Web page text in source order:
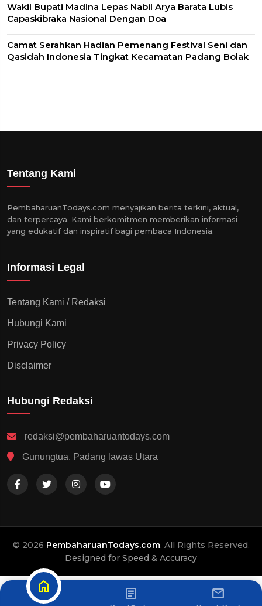
Wakil Bupati Madina Lepas Nabil Arya Barata Lubis
Capaskibraka Nasional Dengan Doa
Camat Serahkan Hadian Pemenang Festival Seni dan
Qasidah Indonesia Tingkat Kecamatan Padang Bolak
Tentang Kami
PembaharuanTodays.com menyajikan berita terkini, aktual,
dan terpercaya. Kami berkomitmen memberikan informasi
yang edukatif dan inspiratif bagi pembaca Indonesia.
Informasi Legal
Tentang Kami / Redaksi
Hubungi Kami
Privacy Policy
Disclaimer
Hubungi Redaksi
redaksi@pembaharuantodays.com
Gunungtua, Padang lawas Utara
© 2026 PembaharuanTodays.com. All Rights Reserved.
Designed for Speed & Accuracy
home article mail